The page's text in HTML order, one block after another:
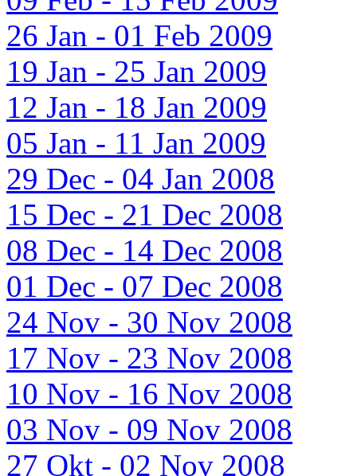
26 Jan - 01 Feb 2009
19 Jan - 25 Jan 2009
12 Jan - 18 Jan 2009
05 Jan - 11 Jan 2009
29 Dec - 04 Jan 2008
15 Dec - 21 Dec 2008
08 Dec - 14 Dec 2008
01 Dec - 07 Dec 2008
24 Nov - 30 Nov 2008
17 Nov - 23 Nov 2008
10 Nov - 16 Nov 2008
03 Nov - 09 Nov 2008
27 Okt - 02 Nov 2008